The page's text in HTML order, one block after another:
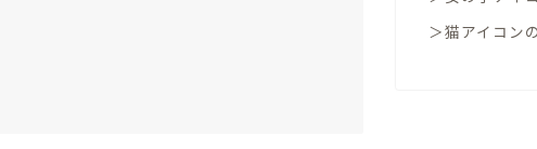
＞猫アイコン